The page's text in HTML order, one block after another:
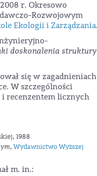
r. Okresowo
Rozwojowym
Ekologii i Zarządzania.
doskonalenia struktury
się w zagadnieniach
W szczególności
recenzentem licznych
1988
,Wydawnictwo Wyższej
m. in.: